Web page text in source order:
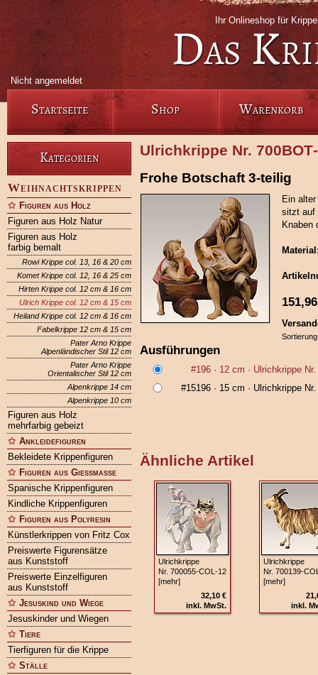
Ihr Onlineshop für
Das
Nicht angemeldet
Startseite Shop Warenkorb
Kategorien
Weihnachtskrippen
Figuren aus Holz
Figuren aus Holz Natur
Figuren aus Holz
farbig bemalt
Rowi Krippe col. 13, 16 & 20 cm
Komet Krippe col. 12, 16 & 25 cm
Hirten Krippe col. 12 cm & 16 cm
Ulrich Krippe col. 12 cm & 15 cm
Heiland Krippe col. 12 cm & 16 cm
Fabelkrippe 12 cm & 15 cm
Pater Arno Krippe
Alpenländischer Stil 12 cm
Pater Arno Krippe
Orientalischer Stil 12 cm
Alpenkrippe 14 cm
Alpenkrippe 10 cm
Figuren aus Holz
mehrfarbig gebeizt
Ankleidefiguren
Bekleidete Krippenfiguren
Figuren aus Gießmasse
Spanische Krippenfiguren
Kindliche Krippenfiguren
Figuren aus Polyresin
Künstlerkrippen von Fritz Cox
Preiswerte Figurensätze
aus Kunststoff
Preiswerte Einzelfiguren
aus Kunststoff
Jesuskind und Wiege
Jesuskinder und Wiegen
Tiere
Tierfiguren für die Krippe
Ställe
Ulrichkrippe Nr.
Frohe Botschaft 3-teilig
Ein
sitzt auf
Knaben
151,96
Ausführungen
#196 · 12 cm · Ulrichkrippe Nr.
#15196 · 15 cm · Ulrichkrippe Nr.
Ähnliche Artikel
Ulrichkrippe
Nr. 700055‑COL‑12
[mehr]
32,10 €
inkl. MwSt.
Ulrichkrippe
Nr.
[mehr]
inkl.